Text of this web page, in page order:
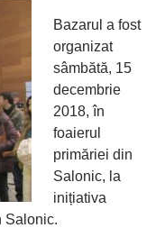
Bazarul a fost
organizat
sâmbătă, 15
decembrie
2018, în
foaierul
primăriei din
Salonic, la
inițiativa
Salonic.